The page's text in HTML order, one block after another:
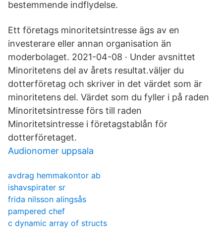
bestemmende indflydelse.
Ett företags minoritetsintresse ägs av en
investerare eller annan organisation än
moderbolaget. 2021-04-08 · Under avsnittet
Minoritetens del av årets resultat.väljer du
dotterföretag och skriver in det värdet som är
minoritetens del. Värdet som du fyller i på raden
Minoritetsintresse förs till raden
Minoritetsintresse i företagstablån för
dotterföretaget.
Audionomer uppsala
avdrag hemmakontor ab
ishavspirater sr
frida nilsson alingsås
pampered chef
c dynamic array of structs